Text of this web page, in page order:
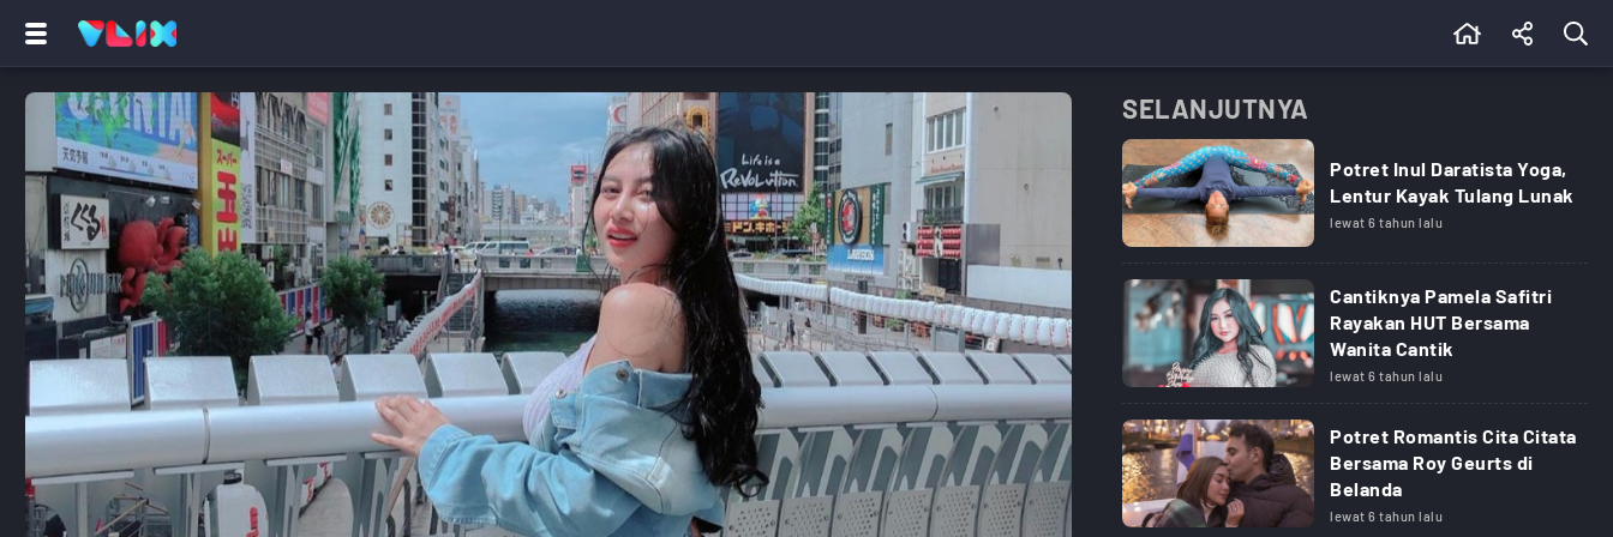
SELANJUTNYA
Potret Inul Daratista Yoga,
Lentur Kayak Tulang Lunak
lewat 6 tahun lalu
Cantiknya Pamela Safitri
Rayakan HUT Bersama
Wanita Cantik
lewat 6 tahun lalu
Potret Romantis Cita Citata
Bersama Roy Geurts di
Belanda
lewat 6 tahun lalu